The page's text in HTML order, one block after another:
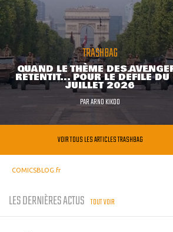
TRASHBAG
QUAND LE THÈME DES
RETENTIT... POUR LE DÉFILÉ
JUILLET 2026
PARARNO KIKOO
VOIR TOUS LES ARTICLES TRASHBAG
COMICSBLOG.fr
LES DERNIÈRES ACTUS TOUT VOIR